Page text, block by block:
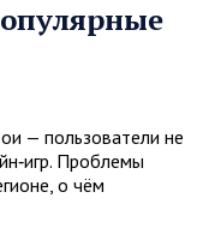
— пользователи не
Проблемы
о чём